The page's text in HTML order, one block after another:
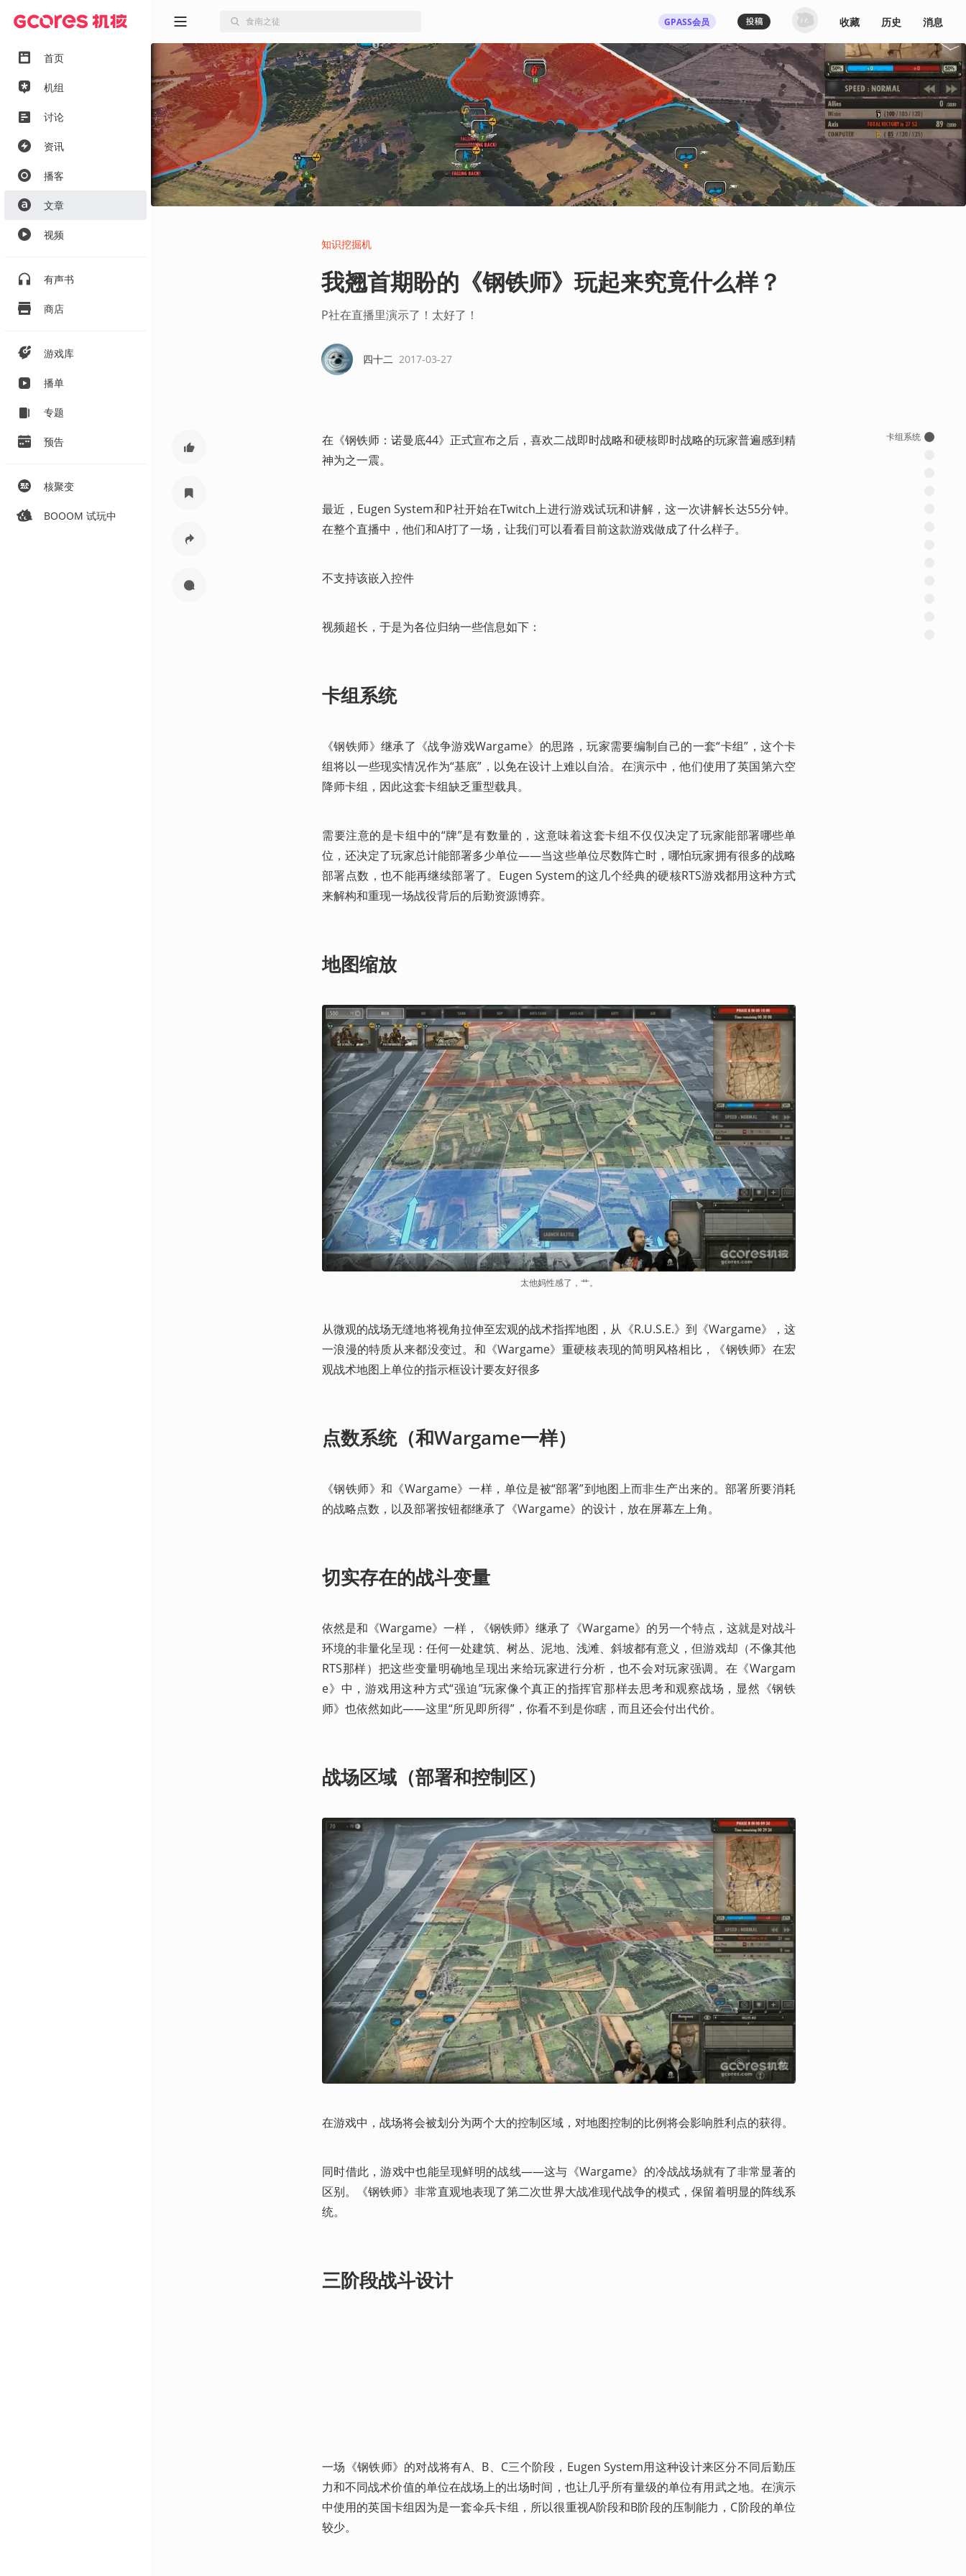
首页
机组
讨论
资讯
播客
文章
视频
有声书
商店
游戏库
播单
专题
预告
核聚变
BOOOM 试玩中
GPASS会员
登录机核你可以：
下载收藏播客节目 多端历史播放同步
发布内容动态/评论 关注喜欢的创作者
登录 / 注册
收藏 历史 消息
知识挖掘机
我翘首期盼的《钢铁师》玩起来究竟什么样？
P社在直播里演示了！太好了！
四十二 2017-03-27
在《钢铁师：诺曼底44》正式宣布之后，喜欢二战即时战略和硬核即时战略的玩家普遍感到精
神为之一震。
最近，Eugen System和P社开始在Twitch上进行游戏试玩和讲解，这一次讲解长达55分钟。
在整个直播中，他们和AI打了一场，让我们可以看看目前这款游戏做成了什么样子。
不支持该嵌入控件
视频超长，于是为各位归纳一些信息如下：
卡组系统
《钢铁师》继承了《战争游戏Wargame》的思路，玩家需要编制自己的一套“卡组”，这个卡
组将以一些现实情况作为“基底”，以免在设计上难以自洽。在演示中，他们使用了英国第六空
降师卡组，因此这套卡组缺乏重型载具。
需要注意的是卡组中的“牌”是有数量的，这意味着这套卡组不仅仅决定了玩家能部署哪些单
位，还决定了玩家总计能部署多少单位——当这些单位尽数阵亡时，哪怕玩家拥有很多的战略
部署点数，也不能再继续部署了。Eugen System的这几个经典的硬核RTS游戏都用这种方式
来解构和重现一场战役背后的后勤资源博弈。
地图缩放
太他妈性感了，艹。
从微观的战场无缝地将视角拉伸至宏观的战术指挥地图，从《R.U.S.E.》到《Wargame》，这
一浪漫的特质从来都没变过。和《Wargame》重硬核表现的简明风格相比，《钢铁师》在宏
观战术地图上单位的指示框设计要友好很多
点数系统（和Wargame一样）
《钢铁师》和《Wargame》一样，单位是被“部署”到地图上而非生产出来的。部署所要消耗
的战略点数，以及部署按钮都继承了《Wargame》的设计，放在屏幕左上角。
切实存在的战斗变量
依然是和《Wargame》一样，《钢铁师》继承了《Wargame》的另一个特点，这就是对战斗
环境的非量化呈现：任何一处建筑、树丛、泥地、浅滩、斜坡都有意义，但游戏却（不像其他
RTS那样）把这些变量明确地呈现出来给玩家进行分析，也不会对玩家强调。在《Wargam
e》中，游戏用这种方式“强迫”玩家像个真正的指挥官那样去思考和观察战场，显然《钢铁
师》也依然如此——这里“所见即所得”，你看不到是你瞎，而且还会付出代价。
战场区域（部署和控制区）
在游戏中，战场将会被划分为两个大的控制区域，对地图控制的比例将会影响胜利点的获得。
同时借此，游戏中也能呈现鲜明的战线——这与《Wargame》的冷战战场就有了非常显著的
区别。《钢铁师》非常直观地表现了第二次世界大战准现代战争的模式，保留着明显的阵线系
统。
三阶段战斗设计
一场《钢铁师》的对战将有A、B、C三个阶段，Eugen System用这种设计来区分不同后勤压
力和不同战术价值的单位在战场上的出场时间，也让几乎所有量级的单位有用武之地。在演示
中使用的英国卡组因为是一套伞兵卡组，所以很重视A阶段和B阶段的压制能力，C阶段的单位
较少。
卡组系统